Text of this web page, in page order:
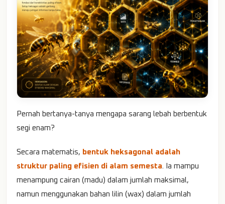
Pernah bertanya-tanya mengapa sarang lebah berbentuk
segi enam?
Secara matematis, bentuk heksagonal adalah
struktur paling efisien di alam semesta. Ia mampu
menampung cairan (madu) dalam jumlah maksimal,
namun menggunakan bahan lilin (wax) dalam jumlah